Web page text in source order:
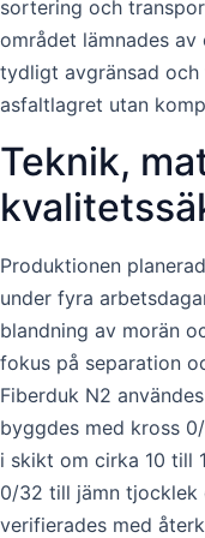
sortering och
området lämnades
tydligt avgränsad
asfaltlagret utan
Teknik,
Produktionen
under fyra
blandning av morän
fokus på separation
Fiberduk N2
byggdes med kross
i skikt om cirka 10 till
0/32 till jämn tjocklek
verifierades med